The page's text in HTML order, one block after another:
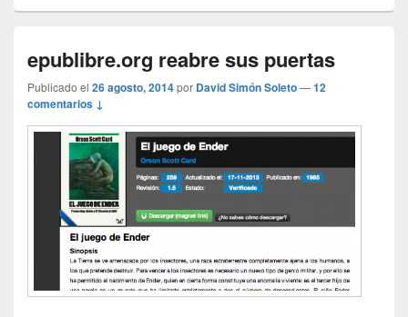
epublibre.org reabre sus puertas
Publicado el 26 agosto, 2014por David Simón Soleto—12
comentarios ↓